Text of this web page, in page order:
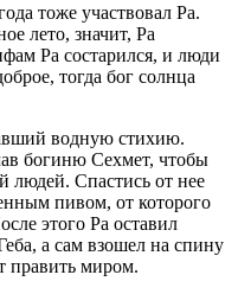
тоже участвовал Ра.
лето, значит, Ра
Ра состарился, и люди
тогда бог солнца
водную стихию.
богиню Сехмет, чтобы
людей. Спастись от нее
пивом, от которого
этого Ра оставил
а сам взошел на спину
править миром.